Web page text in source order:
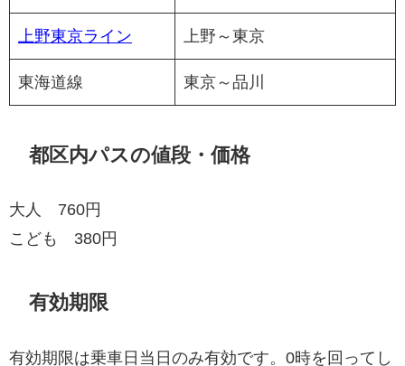
上野東京ライン 上野～東京
東海道線 東京～品川
都区内パスの値段・価格
大人 760円
こども 380円
有効期限
有効期限は乗車日当日のみ有効です。0時を回ってし